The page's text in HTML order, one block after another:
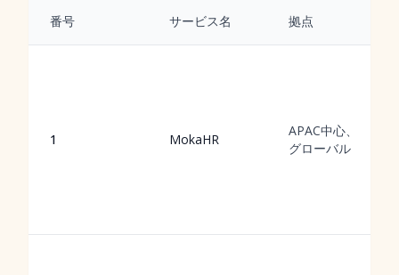
番号 サービス名 拠点
1 MokaHR
APAC中心、
グローバル